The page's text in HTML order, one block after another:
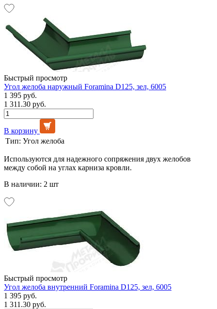
Быстрый просмотр
Угол желоба наружный Foramina D125, зел, 6005
1 395 руб.
1 311.30 руб.
В корзину
Тип: Угол желоба
Используются для надежного сопряжения двух желобов
между собой на углах карниза кровли.
В наличии: 2 шт
Быстрый просмотр
Угол желоба внутренний Foramina D125, зел, 6005
1 395 руб.
1 311.30 руб.